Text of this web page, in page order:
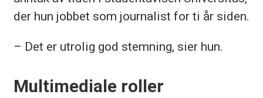
der hun jobbet som journalist for ti år siden.
– Det er utrolig god stemning, sier hun.
Multimediale roller